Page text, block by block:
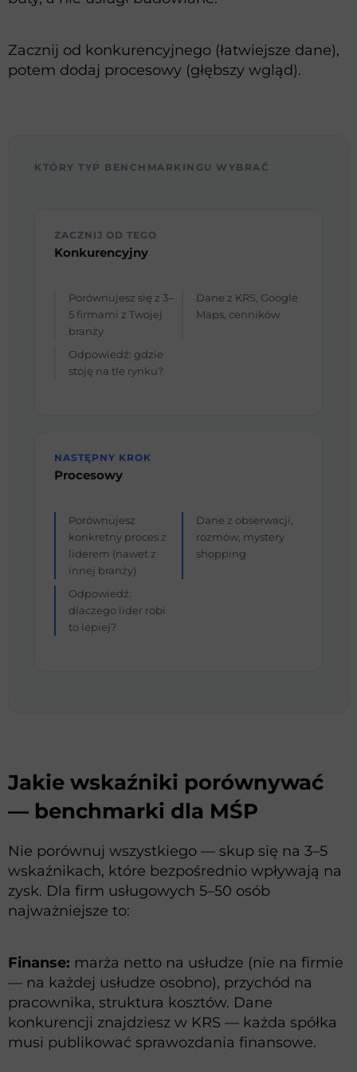
Zacznij od konkurencyjnego (łatwiejsze dane),
potem dodaj procesowy (głębszy wgląd).
KTÓRY TYP BENCHMARKINGU WYBRAĆ
ZACZNIJ OD TEGO
Konkurencyjny
Porównujesz się z 3–
5 firmami z Twojej
branży
Dane z KRS, Google
Maps, cenników
Odpowiedź: gdzie
stoję na tle rynku?
NASTĘPNY KROK
Procesowy
Porównujesz
konkretny proces z
liderem (nawet z
innej branży)
Dane z obserwacji,
rozmów, mystery
shopping
Odpowiedź:
dlaczego lider robi
to lepiej?
Jakie wskaźniki porównywać
— benchmarki dla MŚP
Nie porównuj wszystkiego — skup się na 3–5
wskaźnikach, które bezpośrednio wpływają na
zysk. Dla firm usługowych 5–50 osób
najważniejsze to:
Finanse: marża netto na usłudze (nie na firmie
— na każdej usłudze osobno), przychód na
pracownika, struktura kosztów. Dane
konkurencji znajdziesz w KRS — każda spółka
musi publikować sprawozdania finansowe.